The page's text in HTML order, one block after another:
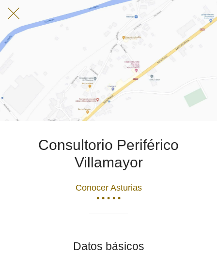
Consultorio Periférico
Villamayor
Conocer Asturias
• • • • •
Datos básicos